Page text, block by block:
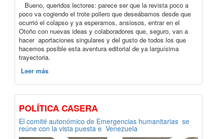
Bueno, queridos lectores: parece ser que la revista poco a
poco va cogiendo el trote pollero que deseábamos desde que
ocurrió el colapso y ya esperamos, ansiosos, entrar en el
Otoño con nuevas ideas y colaboradores que, seguro, van a
hacer aportaciones singulares y del gusto de todos los que
hacemos posible esta aventura editorial de ya larguísima
trayectoria.
Leer más
POLÍTICA CASERA
El comité autonómico de Emergencias humanitarias se
reúne con la vista puesta e Venezuela